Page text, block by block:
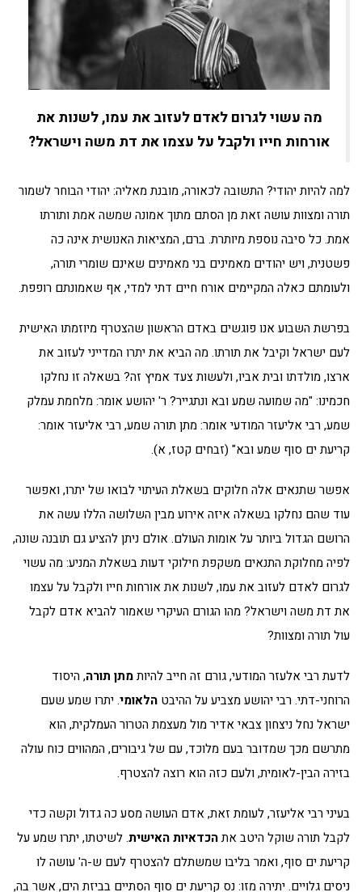
מה עשוי לגרום לאדם לעזוב את עמו, לשנות את
אורחות חייו ולקבל על עצמו את דת משה וישראל?
למה להיות יהודי? התשובה לכאורה, מובנת מאליה: יהודי הבוחר לשמור
תורה ומצוות עושה זאת מן הסתם מתוך אמונה שמשה אמת ותורתו
אמת. כל סיבה נוספת מיותרת. ברם, המציאות האנושית אינה כה
פשטנית, ויש יהודים מאמינים בני מאמינים שאינם שומרי תורה,
ולעומתם כאלה המקיימים אורח חיים דתי למדי, אף שאמונתם רופפת.
בפרשת השבוע אנו פוגשים באדם הראשון שהצטרף מיוזמתו האישית
לעם ישראל וקיבל את תורתו. מה הביא את יתרו המדייני לעזוב את
ארצו, מולדתו ובית אביו, ולעשות צעד אמיץ זה? בשאלה זו נחלקו
חכמינו: "מה שמועה שמע ובא ונתגייר? ר' יהושע אומר: מלחמת עמלק
שמע, רבי אליעזר המודעי אומר: מתן תורה שמע, רבי אליעזר אומר:
קריעת ים סוף שמע ובא" (זבחים קטז, א).
אפשר שתנאים אלה חלוקים בשאלת העיתוי לבואו של יתרו, ואפשר
עוד שהם נחלקו בשאלה איזה אירוע מבין השלושה הללו עשה את
הרושם הגדול ביותר על אומות העולם. אולם ניתן להציע גם תובנה שונה,
לפיה מחלוקת התנאים משקפת חילוקי דעות בשאלת המניע: מה עשוי
לגרום לאדם לעזוב את עמו, לשנות את אורחות חייו ולקבל על עצמו
את דת משה וישראל? מהו הגורם העיקרי שאמור להביא אדם לקבל
עול תורה ומצוות?
לדעת רבי אלעזר המודעי, גורם זה חייב להיותמתן תורה, היסוד
הרוחני-דתי. רבי יהושע מצביע על ההיבט הלאומי. יתרו שמע שעם
ישראל נחל ניצחון צבאי אדיר מול מעצמת הטרור העמלקית, הוא
מתרשם מכך שמדובר בעם מלוכד, עם של גיבורים, המהווים כוח עולה
בזירה הבין-לאומית, ולעם כזה הוא רוצה להצטרף.
בעיני רבי אליעזר, לעומת זאת, אדם העושה מסע כה גדול וקשה כדי
לקבל תורה שוקל היטב אתהכדאיות האישית. לשיטתו, יתרו שמע על
קריעת ים סוף, ואמר בליבו שמשתלם להצטרף לעם ש-ה' עושה לו
ניסים גלויים. יתירה מזו: נס קריעת ים סוף הסתיים בביזת הים, אשר בה,